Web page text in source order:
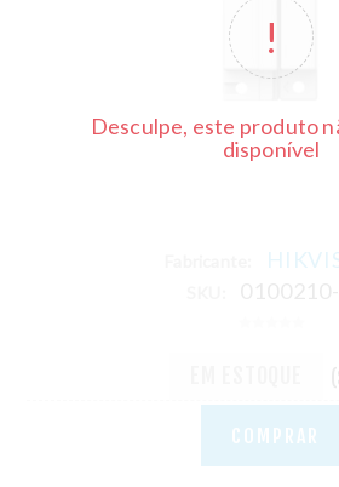
Desculpe, este produto
disponível
COMPRAR